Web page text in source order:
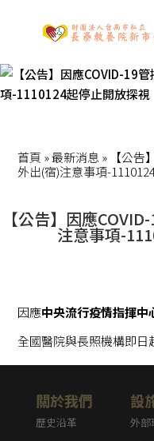
首頁 »最新消息 »
【公
外出(宿)注意事項-
【公告】因應
注意事項-
因應中央流行疫情指揮中
全國醫院與長照機構即日
關於我們
歷史沿革
設
外部